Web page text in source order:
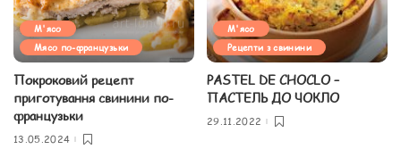
М'ясо
Мясо по-французьки
Покроковий рецепт
приготування свинини по-
французьки
13.05.2024
М'ясо
Рецепти з свинини
PASTEL DE CHOCLO –
ПАСТЕЛЬ ДО ЧОКЛО
29.11.2022